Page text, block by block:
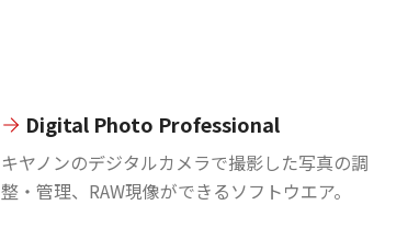
Digital Photo Professional
キヤノンのデジタルカメラで撮影した写真の調
整・管理、RAW現像ができるソフトウエア。